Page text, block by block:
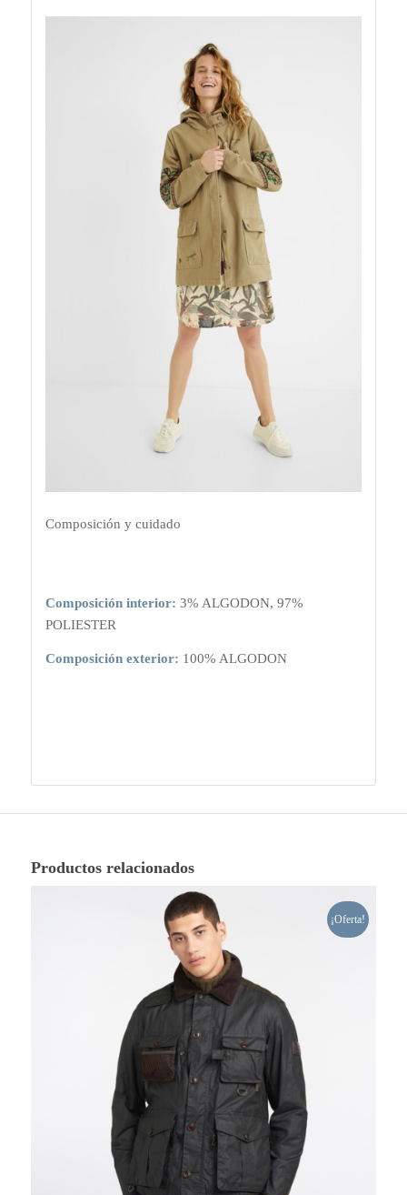
Composición y cuidado
Composición interior: 3% ALGODON, 97%
POLIESTER
Composición exterior: 100% ALGODON
Productos relacionados
¡Oferta!